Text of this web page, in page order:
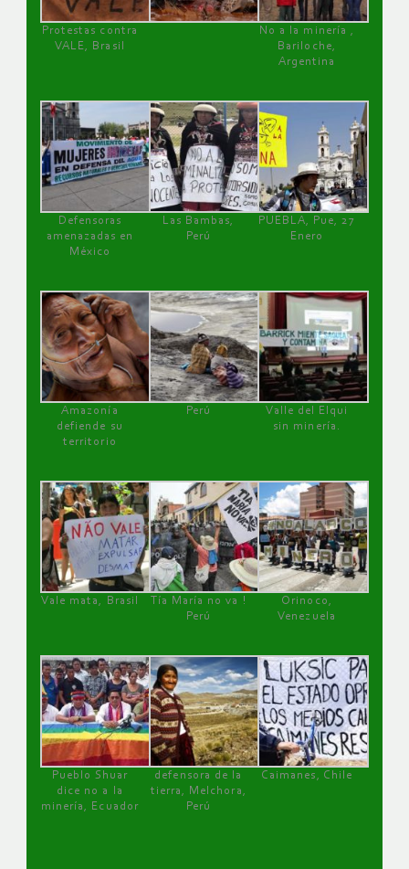
Protestas contra
VALE, Brasil
No a la minería ,
Bariloche,
Argentina
Defensoras
amenazadas en
México
Las Bambas,
Perú
PUEBLA, Pue, 27
Enero
Amazonía
defiende su
territorio
Perú
Valle del Elqui
sin minería.
Vale mata, Brasil
Tía María no va !
Perú
Orinoco,
Venezuela
Pueblo Shuar
dice no a la
minería, Ecuador
defensora de la
tierra, Melchora,
Perú
Caimanes, Chile